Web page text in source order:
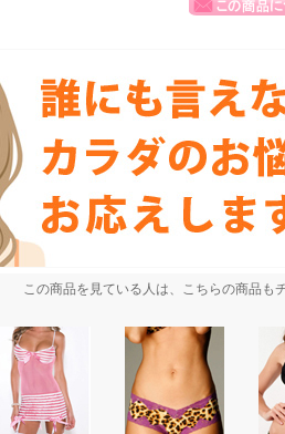
おすすめ商品
この商品を見ている人は、こちらの商品も